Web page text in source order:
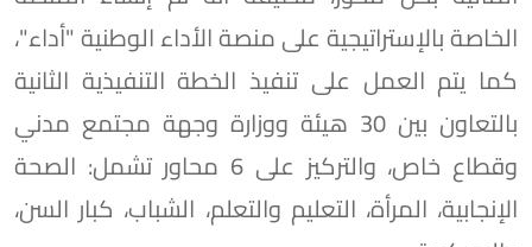
الخاصة بالإستراتيجية على منصة الأداء الوطنية "أداء"،
كما يتم العمل على تنفيذ الخطة التنفيذية الثانية
بالتعاون بين 30 هيئة ووزارة وجهة مجتمع مدني
وقطاع خاص، والتركيز على 6 محاور تشمل: الصحة
الإنجابية، المرأة، التعليم والتعلم، الشباب، كبار السن،